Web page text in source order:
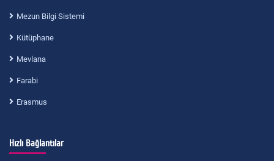
Mezun Bilgi Sistemi
Kütüphane
Mevlana
Farabi
Erasmus
Hızlı Bağlantılar